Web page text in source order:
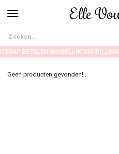
BETALEN MOGELIJK VIA BILLINK
Geen producten gevonden!...